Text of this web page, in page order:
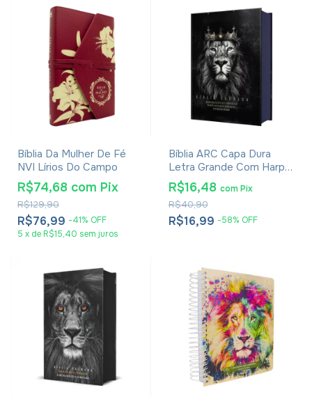
Bíblia Da Mulher De Fé
NVI Lírios Do Campo
R$76,99 -41% OFF
R$129,90
R$74,68 com Pix
5 x de R$15,40 sem juros
Bíblia ARC Capa Dura
Letra Grande Com Harpa
- Textos Coloridos - Leão
Rei Dos Reis
R$16,99 -58% OFF
R$40,90
R$16,48 com Pix